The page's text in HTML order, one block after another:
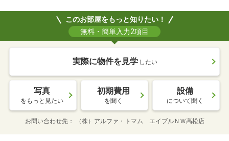
このお部屋をもっと知りたい！
無料・簡単入力2項目
実際に物件を見学 したい
写真
をもっと見たい
初期費用
を聞く
設備
について聞く
お問い合わせ先 （株）アルファ・トマム エイブルＮＷ高松店